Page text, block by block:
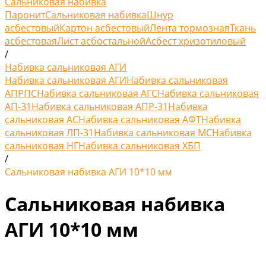
ПаронитСальниковая набивкаШнур
асбестовыйКартон асбестовыйЛента тормознаяТкань
асбестоваяЛист асбостальнойАсбест хризотиловый
/
Набивка сальниковая АГИ
Набивка сальниковая АГИНабивка сальниковая
АПРПСНабивка сальниковая АГСНабивка сальниковая
АП-31Набивка сальниковая АПР-31Набивка
сальниковая АСНабивка сальниковая АФТНабивка
сальниковая ЛП-31Набивка сальниковая МСНабивка
сальниковая НГНабивка сальниковая ХБП
/
Сальниковая набивка АГИ 10*10 мм
Сальниковая набивка
АГИ 10*10 мм